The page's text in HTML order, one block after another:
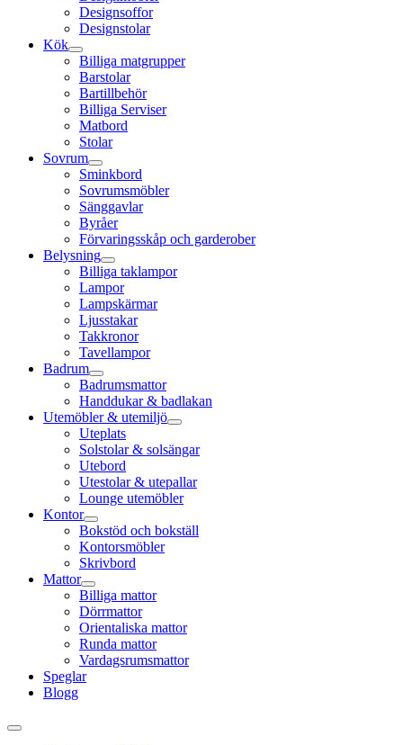
Designsoffor
Designstolar
Kök
Billiga matgrupper
Barstolar
Bartillbehör
Billiga Serviser
Matbord
Stolar
Sovrum
Sminkbord
Sovrumsmöbler
Sänggavlar
Byråer
Förvaringsskåp och garderober
Belysning
Billiga taklampor
Lampor
Lampskärmar
Ljusstakar
Takkronor
Tavellampor
Badrum
Badrumsmattor
Handdukar & badlakan
Utemöbler & utemiljö
Uteplats
Solstolar & solsängar
Utebord
Utestolar & utepallar
Lounge utemöbler
Kontor
Bokstöd och bokställ
Kontorsmöbler
Skrivbord
Mattor
Billiga mattor
Dörrmattor
Orientaliska mattor
Runda mattor
Vardagsrumsmattor
Speglar
Blogg